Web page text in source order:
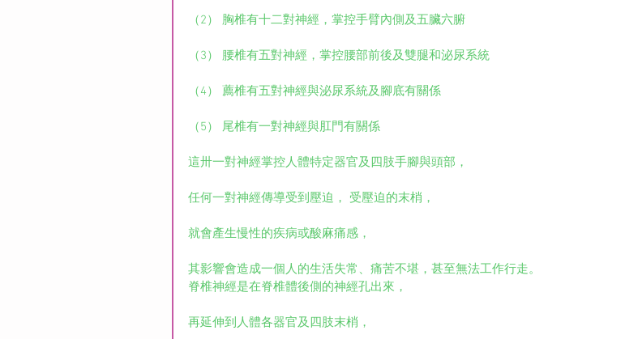
（2） 胸椎有十二對神經，掌控手臂內側及五臟六腑
（3） 腰椎有五對神經，掌控腰部前後及雙腿和泌尿系統
（4） 薦椎有五對神經與泌尿系統及腳底有關係
（5） 尾椎有一對神經與肛門有關係
這卅一對神經掌控人體特定器官及四肢手腳與頭部，
任何一對神經傳導受到壓迫， 受壓迫的末梢，
就會產生慢性的疾病或酸麻痛感，
其影響會造成一個人的生活失常、痛苦不堪，甚至無法工作行走。
脊椎神經是在脊椎體後側的神經孔出來，
再延伸到人體各器官及四肢末梢，